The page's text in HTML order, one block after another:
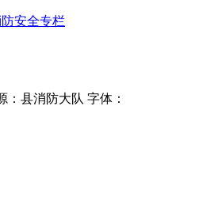
安全专栏
：县消防大队 字体：